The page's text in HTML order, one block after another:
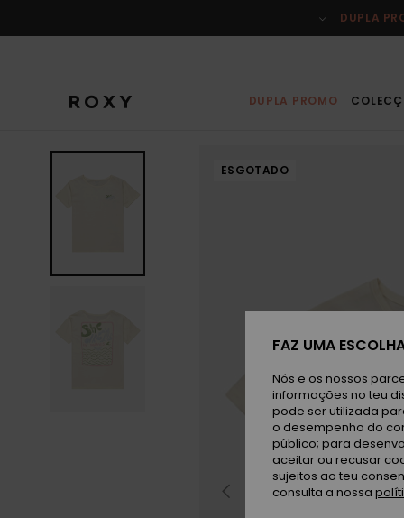
do
DUPLA
DUPLA PROMO
ESGOTADO
FAZ UMA
Nós e os nossos
informações no teu
pode ser utilizada
o desempenho do
público; para
aceitar ou recusar
sujeitos ao teu
consulta a nossa